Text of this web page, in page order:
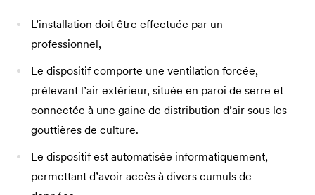
L’installation doit être effectuée par un
professionnel,
Le dispositif comporte une ventilation forcée,
prélevant l’air extérieur, située en paroi de serre et
connectée à une gaine de distribution d’air sous les
gouttières de culture.
Le dispositif est automatisée informatiquement,
permettant d’avoir accès à divers cumuls de